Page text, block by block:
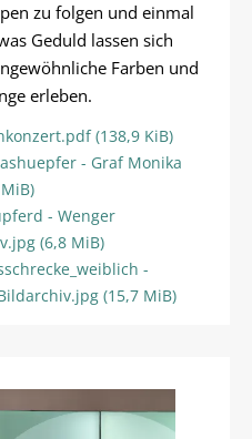
zu folgen und einmal
Geduld lassen sich
Farben und
erleben.
(138,9 KiB)
- Graf Monika
- Wenger
(6,8 MiB)
-
(15,7 MiB)